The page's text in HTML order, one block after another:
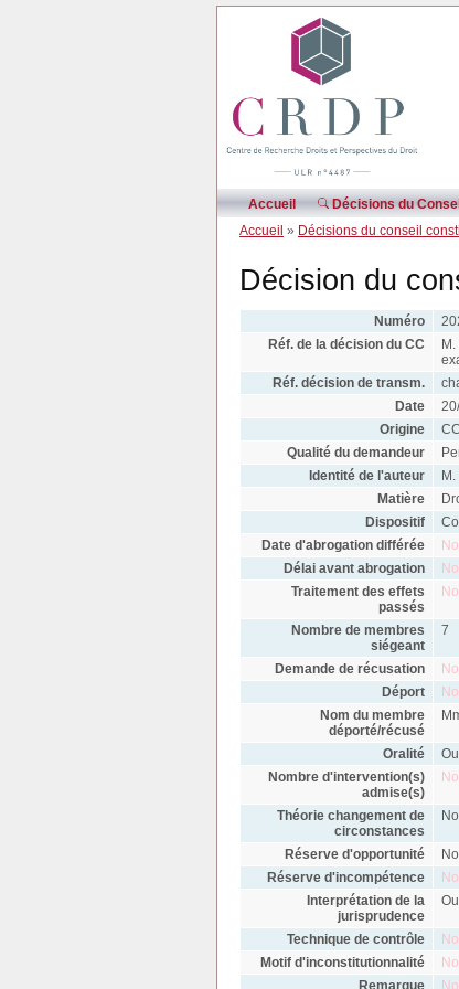
Accueil Décisions du
Accueil » Décisions du conseil
Décision du
Numéro
Réf. de la décision du CC
Réf. décision de transm.
Date
Origine
Qualité du demandeur
Identité de l'auteur
Matière
Dispositif
Date d'abrogation différée
Délai avant abrogation
Traitement des effets
passés
Nombre de membres
siégeant
7
Demande de récusation
Déport
Nom du membre
déporté/récusé
Oralité
Nombre d'intervention(s)
admise(s)
Théorie changement de
circonstances
Réserve d'opportunité
Réserve d'incompétence
Interprétation de la
jurisprudence
Technique de contrôle
Motif d'inconstitutionnalité
Remarque